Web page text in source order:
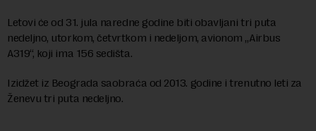
Letovi će od 31. jula naredne godine biti obavljani tri puta
nedeljno, utorkom, četvrtkom i nedeljom, avionom „Airbus
A319“, koji ima 156 sedišta.
Izidžet iz Beograda saobraća od 2013. godine i trenutno leti za
Ženevu tri puta nedeljno.